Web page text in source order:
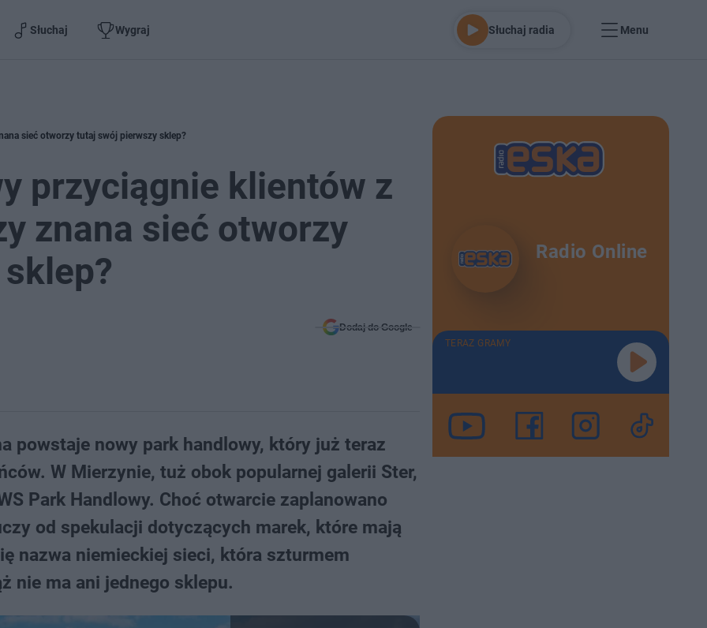
Słuchaj Wygraj Słuchaj radia Menu
sieć otworzy tutaj swój pierwszy sklep?
przyciągnie klientów z
znana sieć otworzy
Dodaj do Google
powstaje nowy park handlowy, który już teraz
W Mierzynie, tuż obok popularnej galerii Ster,
Park Handlowy. Choć otwarcie zaplanowano
od spekulacji dotyczących marek, które mają
nazwa niemieckiej sieci, która szturmem
nie ma ani jednego sklepu.
Radio Online
TERAZ GRAMY